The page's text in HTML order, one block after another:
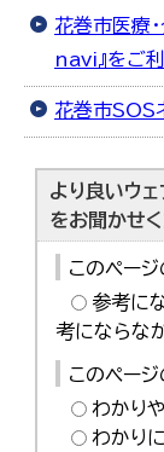
花巻市医療
navi』をご
花巻市SOS
より良いウ
をお聞かせく
このペー
参考に
考にならな
このペー
わかり
わかり